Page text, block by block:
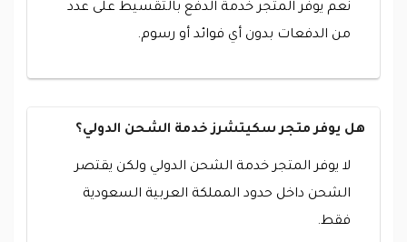
نعم يوفر المتجر خدمة الدفع بالتقسيط على عدد
من الدفعات بدون أي فوائد أو رسوم.
هل يوفر متجر سكيتشرز خدمة الشحن الدولي؟
لا يوفر المتجر خدمة الشحن الدولي ولكن يقتصر
الشحن داخل حدود المملكة العربية السعودية
فقط.